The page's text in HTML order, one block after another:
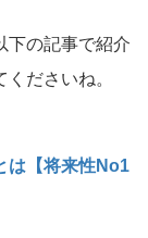
下の記事で紹介
ださいね。
は【将来性No1